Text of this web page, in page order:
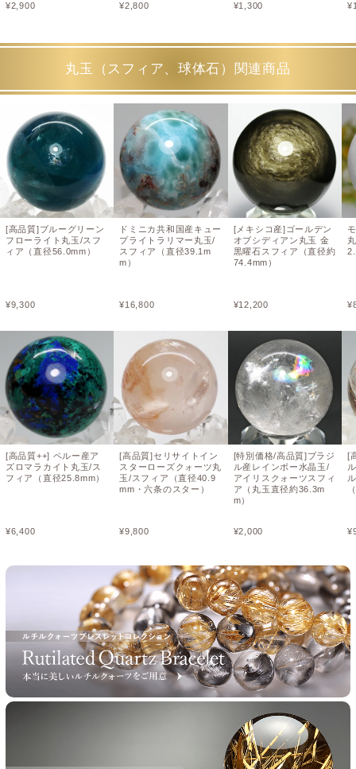
¥2,900 ¥2,800 ¥1,300 ¥
丸玉（スフィア、球体石）関連商品
[高品質]ブルーグリーン
フローライト丸玉/スフ
ィア（直径56.0mm）
¥9,300
[高品質++] ペルー産ア
ズロマラカイト丸玉/ス
フィア（直径25.8mm）
¥6,400
ドミニカ共和国産キュー
プライトラリマー丸玉/
スフィア（直径39.1m
m）
¥16,800
[高品質]セリサイトイン
スターローズクォーツ丸
玉/スフィア（直径40.9
mm・六条のスター）
¥9,800
[メキシコ産]ゴールデン
オブシディアン丸玉 金
黒曜石スフィア（直径約
74.4mm）
¥12,200
[特別価格/高品質]ブラジ
ル産レインボー水晶玉/
アイリスクォーツスフィ
ア（丸玉直径約36.3m
m）
¥2,000
¥
[
¥